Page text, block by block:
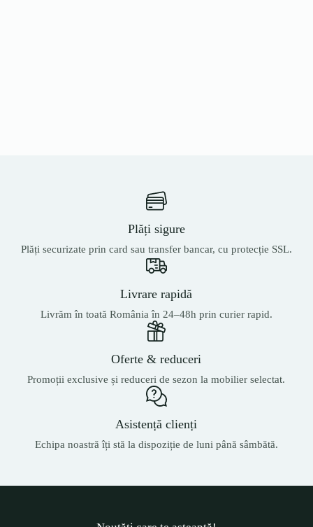
Plăți sigure
Plăți securizate prin card sau transfer bancar, cu protecție SSL.
Livrare rapidă
Livrăm în toată România în 24–48h prin curier rapid.
Oferte & reduceri
Promoții exclusive și reduceri de sezon la mobilier selectat.
Asistență clienți
Echipa noastră îți stă la dispoziție de luni până sâmbătă.